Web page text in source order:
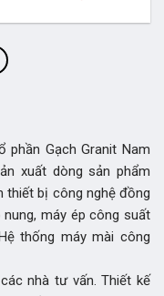
phần Gạch Granit Nam
xuất dòng sản phẩm
thiết bị công nghệ đồng
máy ép công suất
thống máy mài công
nhà tư vấn. Thiết kế